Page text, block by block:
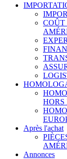
COÛT
HORS
Après l'achat
Annonces